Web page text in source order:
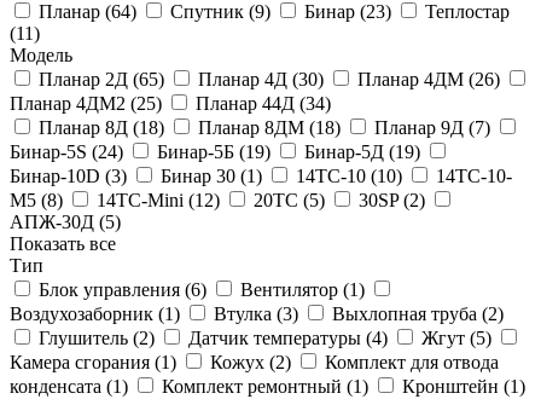
Планар (64) Спутник (9) Бинар (23)
Теплостар
(11)
Модель
Планар 2Д (65) Планар 4Д (30) Планар 4ДМ (26)
Планар 4ДМ2 (25) Планар 44Д (34)
Планар 8Д (18) Планар 8ДМ (18) Планар 9Д (7)
Бинар-5S (24) Бинар-5Б (19) Бинар-5Д (19)
Бинар-10D (3) Бинар 30 (1) 14ТС-10 (10)
14ТС-10-
М5 (8) 14ТС-Mini (12) 20ТС (5) 30SP (2)
АПЖ-30Д (5)
Показать все
Тип
Блок управления (6) Вентилятор (1)
Воздухозаборник (1) Втулка (3) Выхлопная труба (2)
Глушитель (2) Датчик температуры (4) Жгут (5)
Камера сгорания (1) Кожух (2)
Комплект для отвода
конденсата (1) Комплект ремонтный (1) Кронштейн (1)